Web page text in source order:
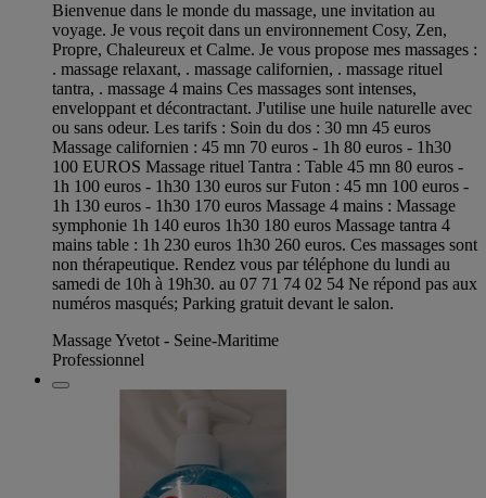
Bienvenue dans le monde du massage, une invitation au
voyage. Je vous reçoit dans un environnement Cosy, Zen,
Propre, Chaleureux et Calme. Je vous propose mes massages :
. massage relaxant, . massage californien, . massage rituel
tantra, . massage 4 mains Ces massages sont intenses,
enveloppant et décontractant. J'utilise une huile naturelle avec
ou sans odeur. Les tarifs : Soin du dos : 30 mn 45 euros
Massage californien : 45 mn 70 euros - 1h 80 euros - 1h30
100 EUROS Massage rituel Tantra : Table 45 mn 80 euros -
1h 100 euros - 1h30 130 euros sur Futon : 45 mn 100 euros -
1h 130 euros - 1h30 170 euros Massage 4 mains : Massage
symphonie 1h 140 euros 1h30 180 euros Massage tantra 4
mains table : 1h 230 euros 1h30 260 euros. Ces massages sont
non thérapeutique. Rendez vous par téléphone du lundi au
samedi de 10h à 19h30. au 07 71 74 02 54 Ne répond pas aux
numéros masqués; Parking gratuit devant le salon.
Massage Yvetot - Seine-Maritime
Professionnel